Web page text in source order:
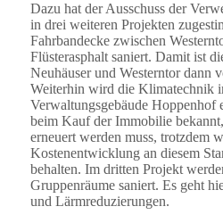
Dazu hat der Ausschuss der
in drei weiteren Projekten
Fahrbandecke zwischen
Flüsterasphalt saniert. Damit ist
Neuhäuser und Westerntor dann
Weiterhin wird die Klimatechnik
Verwaltungsgebäude Hoppenhof
beim Kauf der Immobilie
erneuert werden muss, trotzdem
Kostenentwicklung an diesem
behalten. Im dritten Projekt
Gruppenräume saniert. Es geht
und Lärmreduzierungen.